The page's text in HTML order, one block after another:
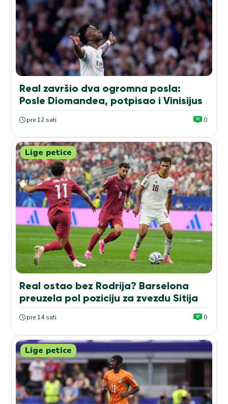
Real završio dva ogromna posla:
Posle Diomandea, potpisao i Vinisijus
pre 12 sati 0
Lige petice
Real ostao bez Rodrija? Barselona
preuzela pol poziciju za zvezdu Sitija
pre 14 sati 0
Lige petice